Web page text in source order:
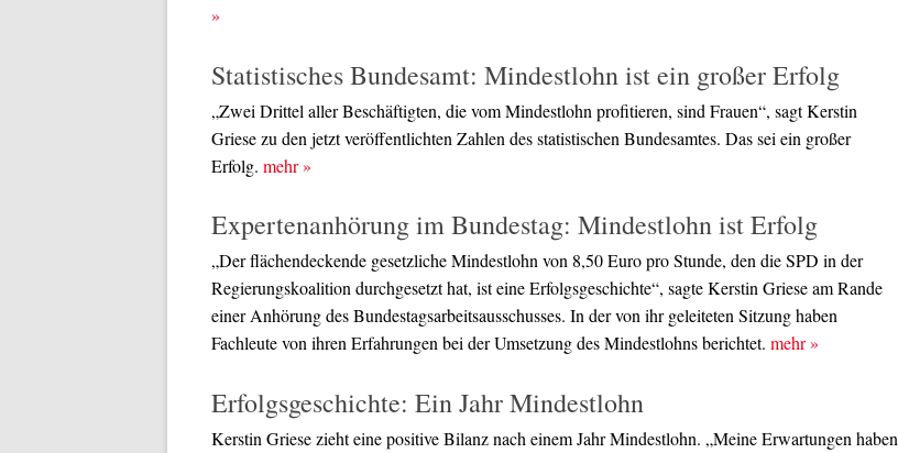
»
Statistisches Bundesamt: Mindestlohn ist ein großer Erfolg
„Zwei Drittel aller Beschäftigten, die vom Mindestlohn profitieren, sind Frauen“, sagt Kerstin
Griese zu den jetzt veröffentlichten Zahlen des statistischen Bundesamtes. Das sei ein großer
Erfolg. mehr»
Expertenanhörung im Bundestag: Mindestlohn ist Erfolg
„Der flächendeckende gesetzliche Mindestlohn von 8,50 Euro pro Stunde, den die SPD in der
Regierungskoalition durchgesetzt hat, ist eine Erfolgsgeschichte“, sagte Kerstin Griese am Rande
einer Anhörung des Bundestagsarbeitsausschusses. In der von ihr geleiteten Sitzung haben
Fachleute von ihren Erfahrungen bei der Umsetzung des Mindestlohns berichtet. mehr»
Erfolgsgeschichte: Ein Jahr Mindestlohn
Kerstin Griese zieht eine positive Bilanz nach einem Jahr Mindestlohn. „Meine Erwartungen haben